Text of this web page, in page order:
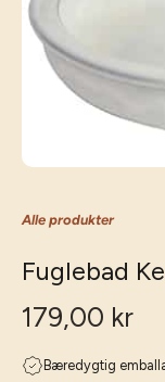
Alle produkter
Fuglebad
179,00 kr
Bæredygtig